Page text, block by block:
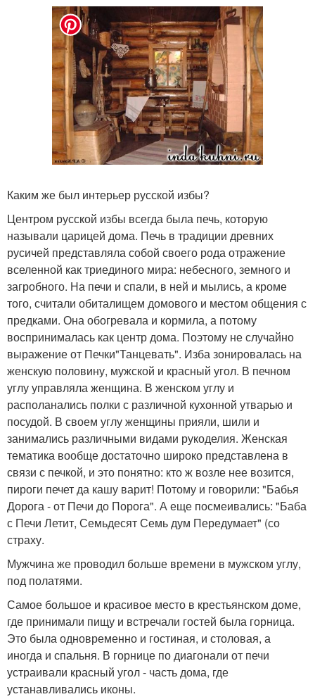
Каким же был интерьер русской избы?
Центром русской избы всегда была печь, которую
называли царицей дома. Печь в традиции древних
русичей представляла собой своего рода отражение
вселенной как триединого мира: небесного, земного и
загробного. На печи и спали, в ней и мылись, а кроме
того, считали обиталищем домового и местом общения с
предками. Она обогревала и кормила, а потому
воспринималась как центр дома. Поэтому не случайно
выражение от Печки"Танцевать". Изба зонировалась на
женскую половину, мужской и красный угол. В печном
углу управляла женщина. В женском углу и
располанались полки с различной кухонной утварью и
посудой. В своем углу женщины прияли, шили и
занимались различными видами рукоделия. Женская
тематика вообще достаточно широко представлена в
связи с печкой, и это понятно: кто ж возле нее возится,
пироги печет да кашу варит! Потому и говорили: "Бабья
Дорога - от Печи до Порога". А еще посмеивались: "Баба
с Печи Летит, Семьдесят Семь дум Передумает" (со
страху.
Мужчина же проводил больше времени в мужском углу,
под полатями.
Самое большое и красивое место в крестьянском доме,
где принимали пищу и встречали гостей была горница.
Это была одновременно и гостиная, и столовая, а
иногда и спальня. В горнице по диагонали от печи
устраивали красный угол - часть дома, где
устанавливались иконы.